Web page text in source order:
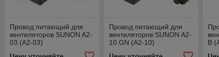
Провод питающий для
вентиляторов SUNON A2-
03 (A2-03)
Провод питающий для
вентиляторов SUNON A2-
10.GN (A2-10)
B